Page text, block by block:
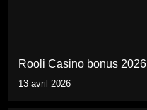
Rooli Casino bonus 2026
13 avril 2026